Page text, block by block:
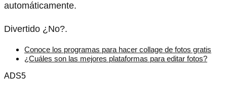
automáticamente.
Divertido ¿No?.
Conoce los programas para hacer collage de fotos gratis
¿Cuáles son las mejores plataformas para editar fotos?
ADS5